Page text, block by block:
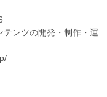
ンツの開発・制作・運